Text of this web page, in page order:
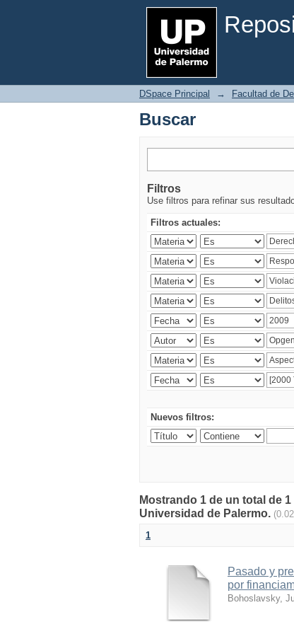
Buscar
DSpace Principal → Facultad de
Buscar
Filtros
Use filtros para refinar sus
Filtros actuales:
Nuevos filtros:
Mostrando 1 de un total de
Universidad de Palermo.
1
Pasado y
por
Bohoslavsky,